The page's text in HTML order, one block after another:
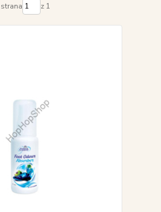
strana z 1